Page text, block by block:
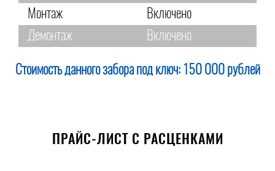
Монтаж
Включено
Демонтаж
Включено
Стоимость данного забора под ключ: 150 000 рублей
ПРАЙС-ЛИСТ С РАСЦЕНКАМИ